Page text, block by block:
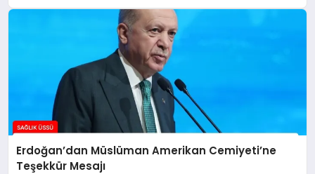
Erdoğan’dan Müslüman Amerikan Cemiyeti’ne
Teşekkür Mesajı